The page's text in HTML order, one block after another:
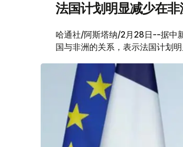
法国计划明显减少在
哈通社/阿斯塔纳/2月28日--据中
国与非洲的关系，表示法国计划